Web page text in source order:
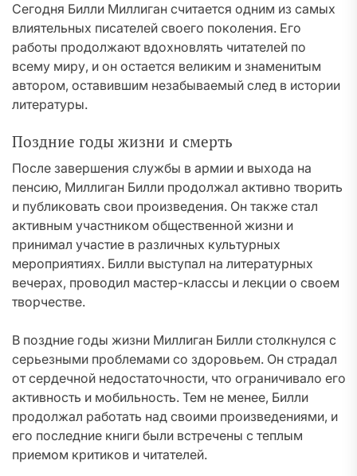
Сегодня Билли Миллиган считается одним из самых
влиятельных писателей своего поколения. Его
работы продолжают вдохновлять читателей по
всему миру, и он остается великим и знаменитым
автором, оставившим незабываемый след в истории
литературы.
Поздние годы жизни и смерть
После завершения службы в армии и выхода на
пенсию, Миллиган Билли продолжал активно творить
и публиковать свои произведения. Он также стал
активным участником общественной жизни и
принимал участие в различных культурных
мероприятиях. Билли выступал на литературных
вечерах, проводил мастер-классы и лекции о своем
творчестве.
В поздние годы жизни Миллиган Билли столкнулся с
серьезными проблемами со здоровьем. Он страдал
от сердечной недостаточности, что ограничивало его
активность и мобильность. Тем не менее, Билли
продолжал работать над своими произведениями, и
его последние книги были встречены с теплым
приемом критиков и читателей.